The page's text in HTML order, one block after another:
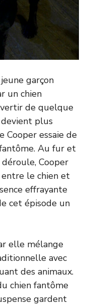
garçon
un chien
de quelque
devient plus
essaie de
Au fur et
Cooper
le chien et
effrayante
cet épisode un
elle mélange
avec
des animaux.
chien fantôme
gardent